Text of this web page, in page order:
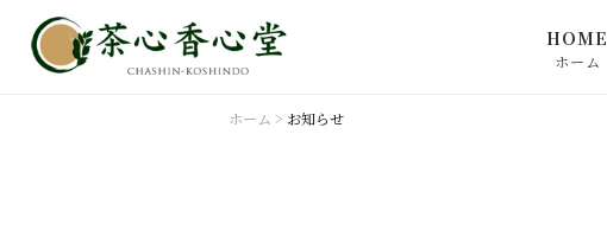
HOME
ホーム
ホーム > お知らせ